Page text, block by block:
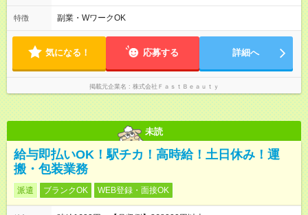
週2日～、1日5時間～OK シフトはご希望を伺いながら相談のう
え決定します 扶養内勤務・ダブルワークOK
特徴 副業・WワークOK
気になる！ 応募する 詳細へ
掲載元企業名 株式会社ＦａｓｔＢｅａｕｔｙ
未読
給与即払いOK！駅チカ！高時給！土日休み！運
搬・包装業務
派遣 ブランクOK WEB登録・面接OK